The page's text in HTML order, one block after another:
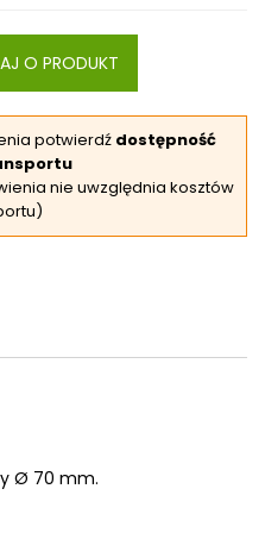
O PRODUKT
potwierdź dostępność
nie uwzględnia kosztów
Ø 70 mm.